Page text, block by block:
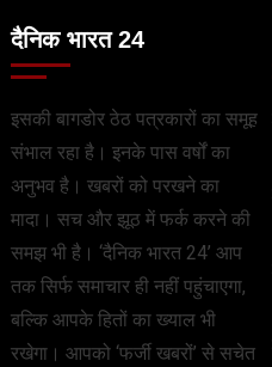
दैनिक भारत 24
इसकी बागडोर ठेठ पत्रकारों का समूह
संभाल रहा है। इनके पास वर्षों का
अनुभव है। खबरों को परखने का
मादा। सच और झूठ में फर्क करने की
समझ भी है। ‘दैनिक भारत 24’ आप
तक सिर्फ समाचार ही नहीं पहुंचाएगा,
बल्कि आपके हितों का ख्याल भी
रखेगा। आपको ‘फर्जी खबरों’ से सचेत